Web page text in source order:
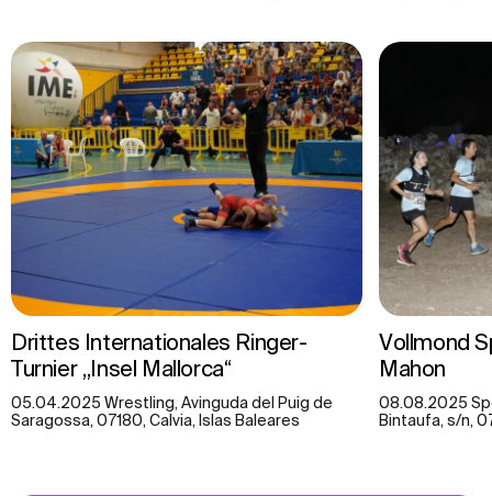
Drittes Internationales Ringer-
Turnier „Insel Mallorca“
05.04.2025 Wrestling, Avinguda del Puig de
Saragossa, 07180, Calvia, Islas Baleares
Vollmond
Mahon
08.08.2025
Bintaufa, s/n,